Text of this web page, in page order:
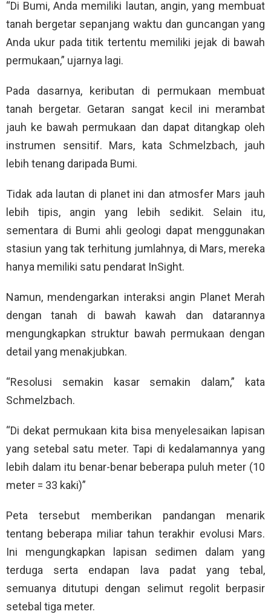
“Di Bumi, Anda memiliki lautan, angin, yang membuat
tanah bergetar sepanjang waktu dan guncangan yang
Anda ukur pada titik tertentu memiliki jejak di bawah
permukaan,” ujarnya lagi.
Pada dasarnya, keributan di permukaan membuat
tanah bergetar. Getaran sangat kecil ini merambat
jauh ke bawah permukaan dan dapat ditangkap oleh
instrumen sensitif. Mars, kata Schmelzbach, jauh
lebih tenang daripada Bumi.
Tidak ada lautan di planet ini dan atmosfer Mars jauh
lebih tipis, angin yang lebih sedikit. Selain itu,
sementara di Bumi ahli geologi dapat menggunakan
stasiun yang tak terhitung jumlahnya, di Mars, mereka
hanya memiliki satu pendarat InSight.
Namun, mendengarkan interaksi angin Planet Merah
dengan tanah di bawah kawah dan datarannya
mengungkapkan struktur bawah permukaan dengan
detail yang menakjubkan.
“Resolusi semakin kasar semakin dalam,” kata
Schmelzbach.
“Di dekat permukaan kita bisa menyelesaikan lapisan
yang setebal satu meter. Tapi di kedalamannya yang
lebih dalam itu benar-benar beberapa puluh meter (10
meter = 33 kaki)”
Peta tersebut memberikan pandangan menarik
tentang beberapa miliar tahun terakhir evolusi Mars.
Ini mengungkapkan lapisan sedimen dalam yang
terduga serta endapan lava padat yang tebal,
semuanya ditutupi dengan selimut regolit berpasir
setebal tiga meter.